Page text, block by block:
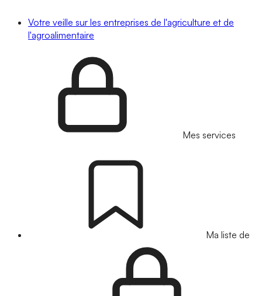
Votre veille sur les entreprises de l'agriculture et de
l'agroalimentaire
Mes services
Ma liste de